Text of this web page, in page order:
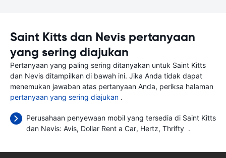
Saint Kitts dan Nevis pertanyaan
yang sering diajukan
Pertanyaan yang paling sering ditanyakan untuk Saint Kitts
dan Nevis ditampilkan di bawah ini. Jika Anda tidak dapat
menemukan jawaban atas pertanyaan Anda, periksa halaman
pertanyaan yang sering diajukan .
Perusahaan penyewaan mobil yang tersedia di Saint Kitts
dan Nevis: Avis Dollar Rent a Car Hertz Thrifty .